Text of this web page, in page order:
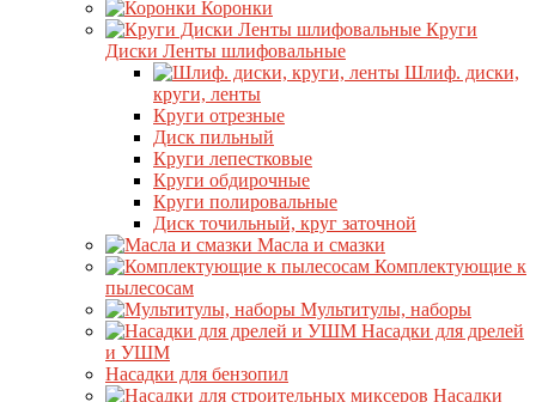
Коронки
Круги
Диски Ленты шлифовальные
Шлиф. диски,
круги, ленты
Круги отрезные
Диск пильный
Круги лепестковые
Круги обдирочные
Круги полировальные
Диск точильный, круг заточной
Масла и смазки
Комплектующие к
пылесосам
Мультитулы, наборы
Насадки для дрелей
и УШМ
Насадки для бензопил
Насадки